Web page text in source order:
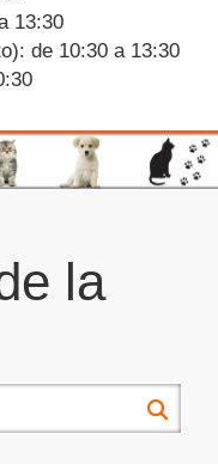
13:30
de 10:30 a 13:30
la